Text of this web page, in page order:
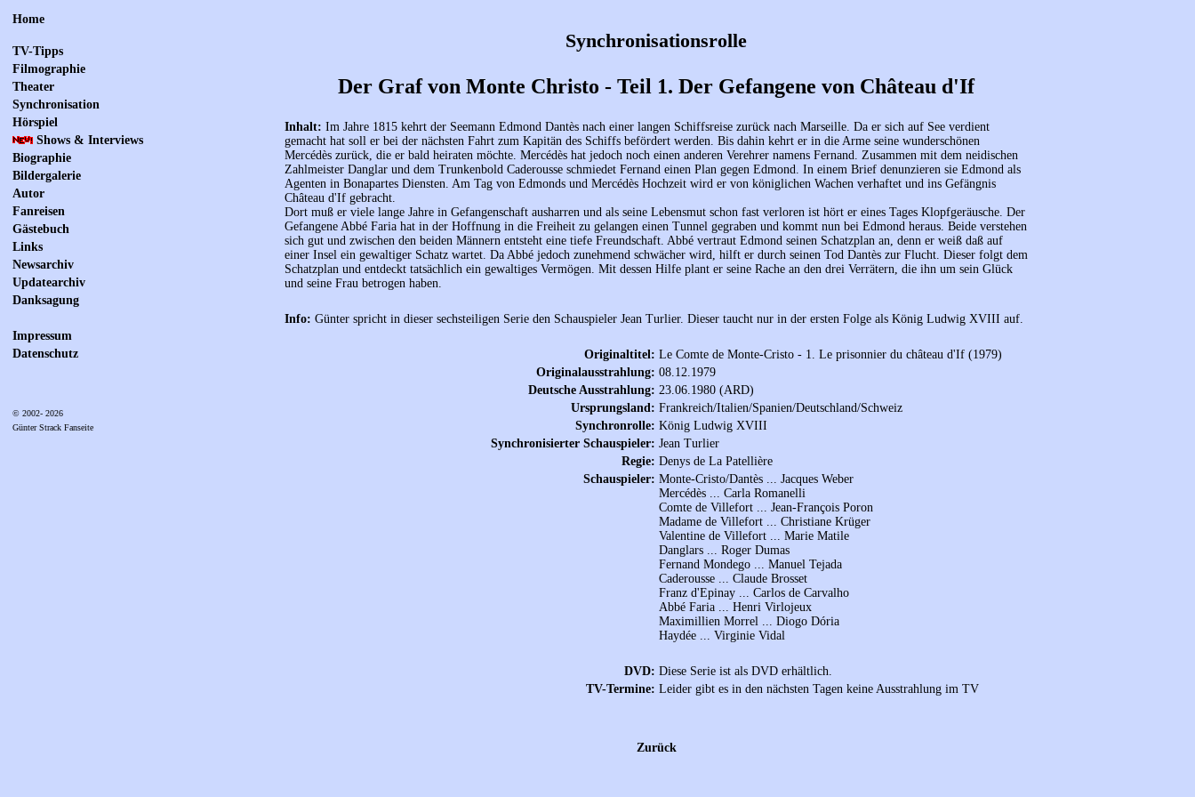
Home
TV-Tipps
Filmographie
Theater
Synchronisation
Hörspiel
Shows & Interviews
Biographie
Bildergalerie
Autor
Fanreisen
Gästebuch
Links
Newsarchiv
Updatearchiv
Danksagung
Impressum
Datenschutz
© 2002- 2026
Günter Strack Fanseite
Synchronisationsrolle
Der Graf von Monte Christo - Teil 1. Der Gefangene von Château d'If
Inhalt: Im Jahre 1815 kehrt der Seemann Edmond Dantès nach einer langen Schiffsreise zurück nach Marseille. Da er sich auf See verdient
gemacht hat soll er bei der nächsten Fahrt zum Kapitän des Schiffs befördert werden. Bis dahin kehrt er in die Arme seine wunderschönen
Mercédès zurück, die er bald heiraten möchte. Mercédès hat jedoch noch einen anderen Verehrer namens Fernand. Zusammen mit dem neidischen
Zahlmeister Danglar und dem Trunkenbold Caderousse schmiedet Fernand einen Plan gegen Edmond. In einem Brief denunzieren sie Edmond als
Agenten in Bonapartes Diensten. Am Tag von Edmonds und Mercédès Hochzeit wird er von königlichen Wachen verhaftet und ins Gefängnis
Château d'If gebracht.
Dort muß er viele lange Jahre in Gefangenschaft ausharren und als seine Lebensmut schon fast verloren ist hört er eines Tages Klopfgeräusche. Der
Gefangene Abbé Faria hat in der Hoffnung in die Freiheit zu gelangen einen Tunnel gegraben und kommt nun bei Edmond heraus. Beide verstehen
sich gut und zwischen den beiden Männern entsteht eine tiefe Freundschaft. Abbé vertraut Edmond seinen Schatzplan an, denn er weiß daß auf
einer Insel ein gewaltiger Schatz wartet. Da Abbé jedoch zunehmend schwächer wird, hilft er durch seinen Tod Dantès zur Flucht. Dieser folgt dem
Schatzplan und entdeckt tatsächlich ein gewaltiges Vermögen. Mit dessen Hilfe plant er seine Rache an den drei Verrätern, die ihn um sein Glück
und seine Frau betrogen haben.
Info: Günter spricht in dieser sechsteiligen Serie den Schauspieler Jean Turlier. Dieser taucht nur in der ersten Folge als König Ludwig XVIII auf.
Originaltitel: Le Comte de Monte-Cristo - 1. Le prisonnier du château d'If (1979)
Originalausstrahlung: 08.12.1979
Deutsche Ausstrahlung: 23.06.1980 (ARD)
Ursprungsland: Frankreich/Italien/Spanien/Deutschland/Schweiz
Synchronrolle: König Ludwig XVIII
Synchronisierter Schauspieler: Jean Turlier
Regie: Denys de La Patellière
Schauspieler: Monte-Cristo/Dantès ... Jacques Weber
Mercédès ... Carla Romanelli
Comte de Villefort ... Jean-François Poron
Madame de Villefort ... Christiane Krüger
Valentine de Villefort ... Marie Matile
Danglars ... Roger Dumas
Fernand Mondego ... Manuel Tejada
Caderousse ... Claude Brosset
Franz d'Epinay ... Carlos de Carvalho
Abbé Faria ... Henri Virlojeux
Maximillien Morrel ... Diogo Dória
Haydée ... Virginie Vidal
DVD: Diese Serie ist als DVD erhältlich.
TV-Termine: Leider gibt es in den nächsten Tagen keine Ausstrahlung im TV
Zurück